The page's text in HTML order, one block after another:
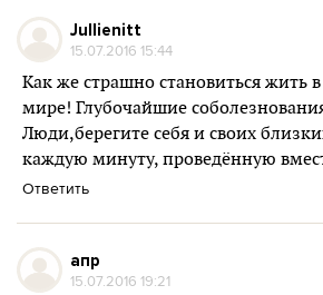
Jullienitt
15.07.2016 15:44
Как же страшно становиться жить
мире! Глубочайшие
Люди,берегите себя и своих
каждую минуту, проведённую
Ответить
апр
15.07.2016 19:21